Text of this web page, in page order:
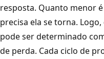
resposta. Quanto menor
precisa ela se torna.
pode ser determinado
de perda. Cada ciclo de